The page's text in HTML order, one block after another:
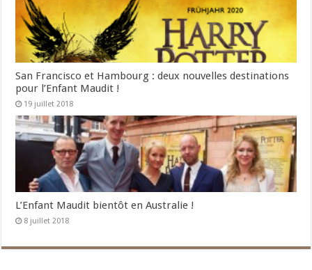
San Francisco et Hambourg : deux nouvelles destinations
pour l’Enfant Maudit !
19 juillet 2018
L’Enfant Maudit bientôt en Australie !
8 juillet 2018